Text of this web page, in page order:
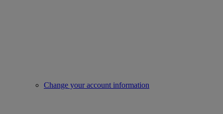
Change your account information